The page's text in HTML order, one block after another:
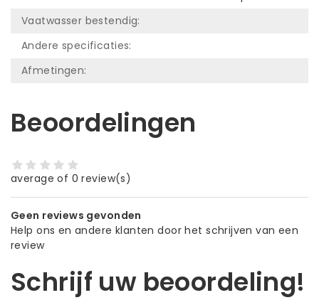
Vaatwasser bestendig:
Andere specificaties:
Afmetingen:
Beoordelingen
average of 0 review(s)
Geen reviews gevonden
Help ons en andere klanten door het schrijven van een
review
Schrijf uw beoordeling!